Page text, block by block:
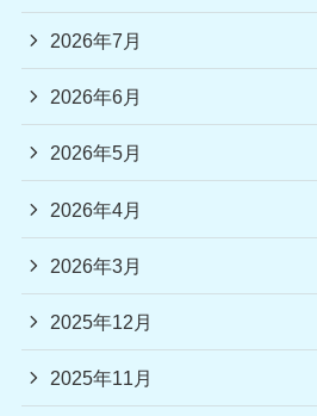
2026年7月
2026年6月
2026年5月
2026年4月
2026年3月
2025年12月
2025年11月